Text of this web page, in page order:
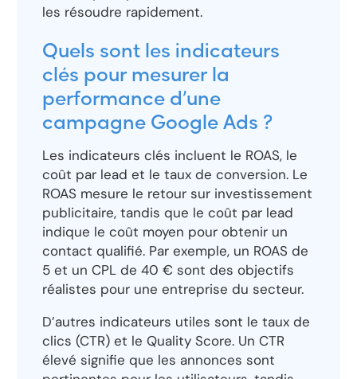
les résoudre rapidement.
Quels sont les indicateurs
clés pour mesurer la
performance d’une
campagne Google Ads ?
Les indicateurs clés incluent le ROAS, le
coût par lead et le taux de conversion. Le
ROAS mesure le retour sur investissement
publicitaire, tandis que le coût par lead
indique le coût moyen pour obtenir un
contact qualifié. Par exemple, un ROAS de
5 et un CPL de 40 € sont des objectifs
réalistes pour une entreprise du secteur.
D’autres indicateurs utiles sont le taux de
clics (CTR) et le Quality Score. Un CTR
élevé signifie que les annonces sont